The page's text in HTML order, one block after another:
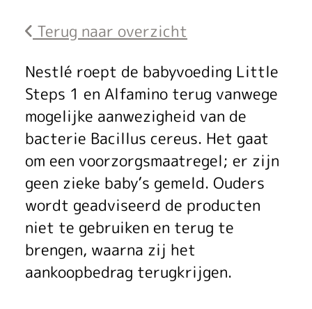
Terug naar overzicht
T
e
r
u
g
r
o
e
Nestlé roept de babyvoeding Little
Steps 1 en Alfamino terug vanwege
mogelijke aanwezigheid van de
bacterie Bacillus cereus. Het gaat
om een voorzorgsmaatregel; er zijn
geen zieke baby’s gemeld. Ouders
wordt geadviseerd de producten
niet te gebruiken en terug te
brengen, waarna zij het
aankoopbedrag terugkrijgen.